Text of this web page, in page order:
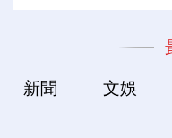
新聞 文娛